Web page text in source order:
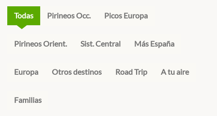
Todas Pirineos Occ. Picos Europa
Pirineos Orient. Sist. Central Más España
Europa Otros destinos Road Trip A tu aire
Familias